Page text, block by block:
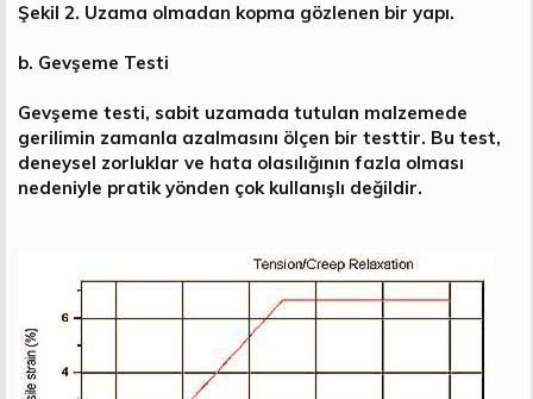
Şekil 2. Uzama olmadan kopma gözlenen bir yapı.
b. Gevşeme Testi
Gevşeme testi, sabit uzamada tutulan malzemede
gerilimin zamanla azalmasını ölçen bir testtir. Bu test,
deneysel zorluklar ve hata olasılığının fazla olması
nedeniyle pratik yönden çok kullanışlı değildir.